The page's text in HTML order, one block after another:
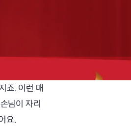
죠. 이런 매
님이 자리
요.